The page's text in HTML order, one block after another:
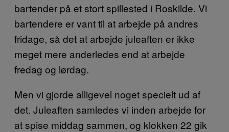
bartender på et stort spillested i Roskilde. Vi
bartendere er vant til at arbejde på andres
fridage, så det at arbejde juleaften er ikke
meget mere anderledes end at arbejde
fredag og lørdag.
Men vi gjorde alligevel noget specielt ud af
det. Juleaften samledes vi inden arbejde for
at spise middag sammen, og klokken 22 gik